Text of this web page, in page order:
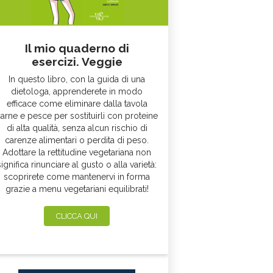
Il mio quaderno di
esercizi. Veggie
In questo libro, con la guida di una
dietologa, apprenderete in modo
efficace come eliminare dalla tavola
e pesce per sostituirli con proteine
di alta qualità, senza alcun rischio di
carenze alimentari o perdita di peso.
Adottare la rettitudine vegetariana non
rinunciare al gusto o alla varietà:
scoprirete come mantenervi in forma
grazie a menu vegetariani equilibrati!
CLICCA QUI